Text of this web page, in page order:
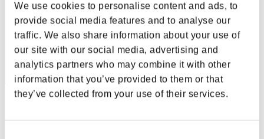
We use cookies to personalise content and ads, to
provide social media features and to analyse our
traffic. We also share information about your use of
our site with our social media, advertising and
analytics partners who may combine it with other
information that you’ve provided to them or that
they’ve collected from your use of their services.
Punteggio: -
Posizione